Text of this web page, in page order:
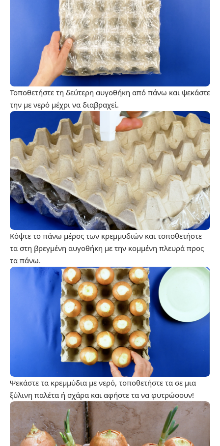
Τοποθετήστε τη δεύτερη αυγοθήκη από πάνω και ψεκάστε
την με νερό μέχρι να διαβραχεί.
Κόψτε το πάνω μέρος των κρεμμυδιών και τοποθετήστε
τα στη βρεγμένη αυγοθήκη με την κομμένη πλευρά προς
τα πάνω.
Ψεκάστε τα κρεμμύδια με νερό, τοποθετήστε τα σε μια
ξύλινη παλέτα ή σχάρα και αφήστε τα να φυτρώσουν!